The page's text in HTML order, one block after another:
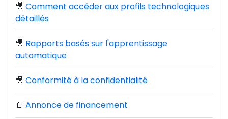
🎥 Comment accéder aux profils technologiques
détaillés
🎥 Rapports basés sur l'apprentissage
automatique
🎥 Conformité à la confidentialité
📄 Annonce de financement